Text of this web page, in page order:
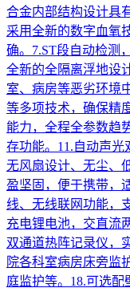
合金内部结构设计具
采用全新的数字血氧
确。7.ST段自动检测
全新的全隔离浮地设
室、病房等恶劣环境
等多项技术，确保精
能力，全程全参数趋
存功能。11.自动声光
无风扇设计、无尘、
盈坚固，便于携带，
线、无线联网功能，
充电锂电池，交直流
双通道热阵记录仪，
院各科室病房床旁监
庭监护等。18.可选